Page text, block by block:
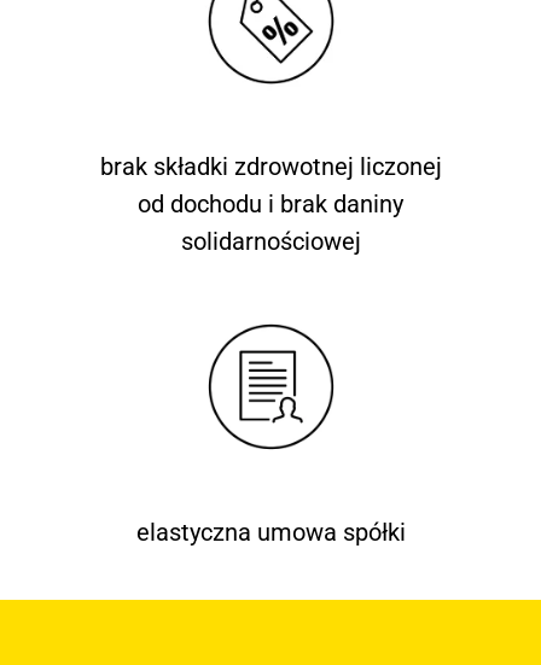
brak składki zdrowotnej liczonej
od dochodu i brak daniny
solidarnościowej
elastyczna umowa spółki